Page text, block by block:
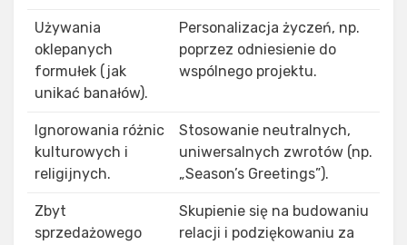
Używania
oklepanych
formułek (jak
unikać banałów).
Personalizacja życzeń, np.
poprzez odniesienie do
wspólnego projektu.
Ignorowania różnic
kulturowych i
religijnych.
Stosowanie neutralnych,
uniwersalnych zwrotów (np.
„Season’s Greetings”).
Zbyt
sprzedażowego
Skupienie się na budowaniu
relacji i podziękowaniu za